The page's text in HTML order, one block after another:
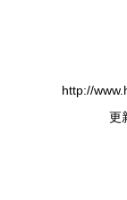
http://
更